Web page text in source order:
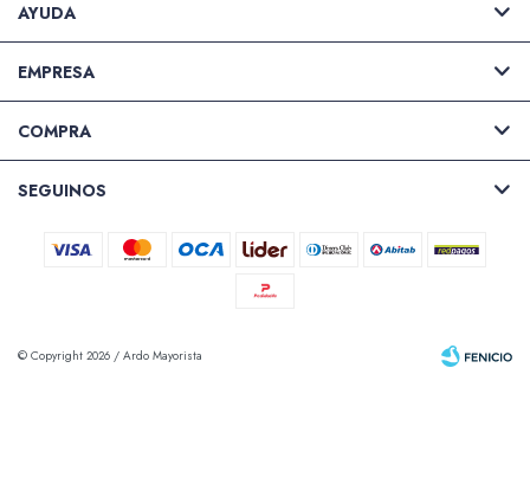
AYUDA
EMPRESA
COMPRA
SEGUINOS
© Copyright 2026 / Ardo Mayorista